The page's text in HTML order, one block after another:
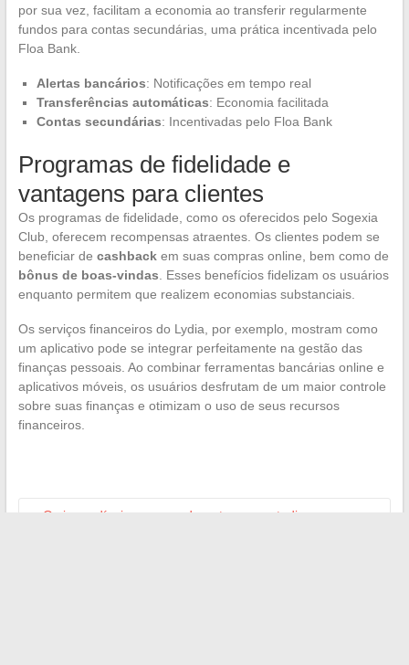
por sua vez, facilitam a economia ao transferir regularmente
fundos para contas secundárias, uma prática incentivada pelo
Floa Bank.
Alertas bancários: Notificações em tempo real
Transferências automáticas: Economia facilitada
Contas secundárias: Incentivadas pelo Floa Bank
Programas de fidelidade e
vantagens para clientes
Os programas de fidelidade, como os oferecidos pelo Sogexia
Club, oferecem recompensas atraentes. Os clientes podem se
beneficiar de cashbackem suas compras online, bem como de
bônus de boas-vindas. Esses benefícios fidelizam os usuários
enquanto permitem que realizem economias substanciais.
Os serviços financeiros do Lydia, por exemplo, mostram como
um aplicativo pode se integrar perfeitamente na gestão das
finanças pessoais. Ao combinar ferramentas bancárias online e
aplicativos móveis, os usuários desfrutam de um maior controle
sobre suas finanças e otimizam o uso de seus recursos
financeiros.
Os imperdíveis para ver durante uma estadia em